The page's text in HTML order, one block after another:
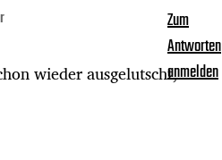
wieder ausgelutscht,
Zum
Antworten
anmelden